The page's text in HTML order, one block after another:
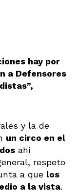
hay por
a Defensores
,
y la de
un circo en el
ahí
respeto
a que los
a la vista.